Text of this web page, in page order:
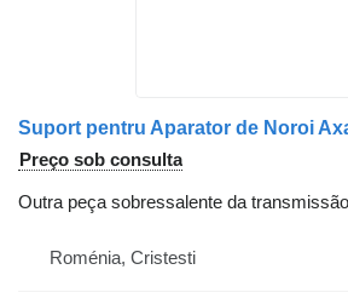
Preço sob consulta
Outra peça sobressalente da transmissão
Roménia, Cristesti